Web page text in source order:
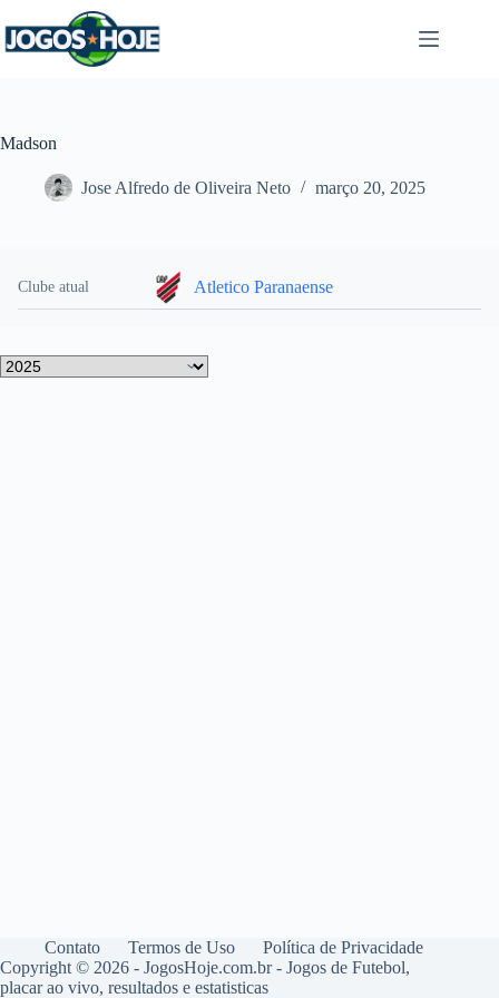
para
o
Madson
Jose Alfredo de Oliveira Neto março 20, 2025
Clube atual Atletico Paranaense
Contato Termos de Uso
Política de Privacidade
Copyright © 2026 - JogosHoje.com.br - Jogos de Futebol,
placar ao vivo, resultados e estatisticas